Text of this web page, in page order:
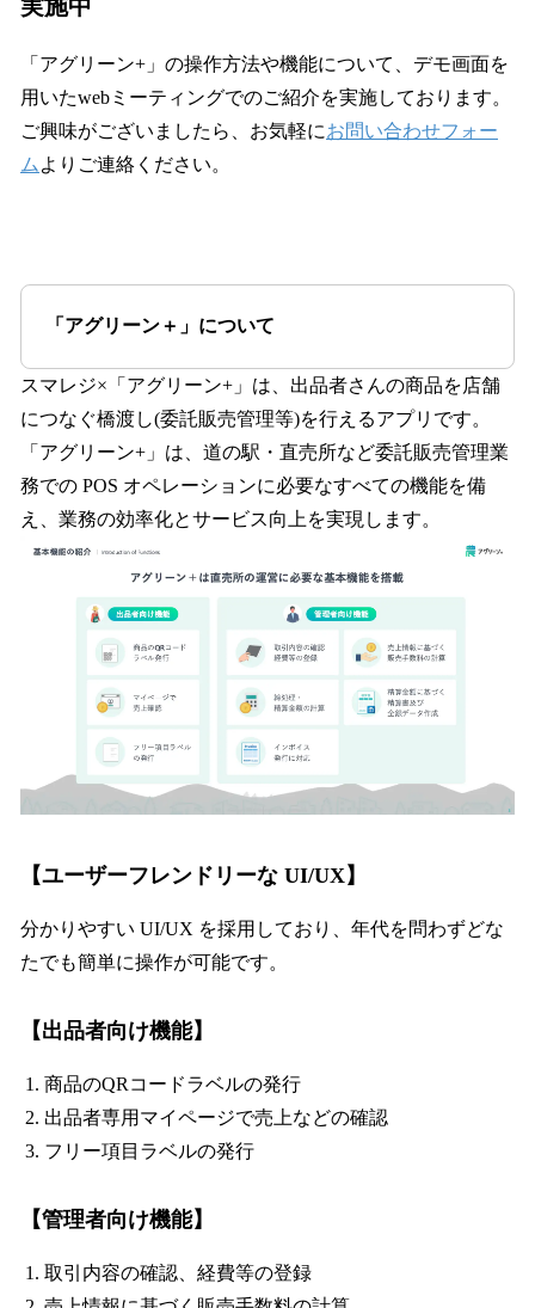
実施中
「アグリーン+」の操作方法や機能について、デモ画面を
用いたwebミーティングでのご紹介を実施しております。
ご興味がございましたら、お気軽にお問い合わせフォー
ム よりご連絡ください。
「アグリーン＋」について
スマレジ×「アグリーン+」は、出品者さんの商品を店舗
につなぐ橋渡し(委託販売管理等)を行えるアプリです。
「アグリーン+」は、道の駅・直売所など委託販売管理業
務での POS オペレーションに必要なすべての機能を備
え、業務の効率化とサービス向上を実現します。
【ユーザーフレンドリーな UI/UX】
分かりやすい UI/UX を採用しており、年代を問わずどな
たでも簡単に操作が可能です。
【出品者向け機能】
商品のQRコードラベルの発行
出品者専用マイページで売上などの確認
フリー項目ラベルの発行
【管理者向け機能】
取引内容の確認、経費等の登録